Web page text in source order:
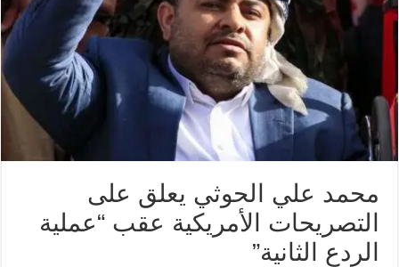
محمد علي الحوثي يعلق على
التصريحات الأمريكية عقب “عملية
الردع الثانية”